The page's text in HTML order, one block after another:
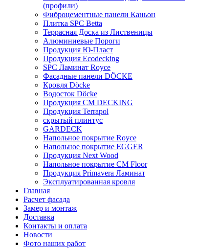
(профили)
Фиброцементные панели Каньон
Плитка SPC Betta
Террасная Доска из Лиственицы
Алюминиевые Пороги
Продукция Ю-Пласт
Продукция Ecodecking
SPC Ламинат Royce
Фасадные панели DÖCKE
Кровля Döcke
Водосток Döcke
Продукция CM DECKING
Продукция Terrapol
скрытый плинтус
GARDECK
Напольное покрытие Royce
Напольное покрытие EGGER
Продукция Next Wood
Напольное покрытие CM Floor
Продукция Primavera Ламинат
Эксплуатированная кровля
Главная
Расчет фасада
Замер и монтаж
Доставка
Контакты и оплата
Новости
Фото наших работ